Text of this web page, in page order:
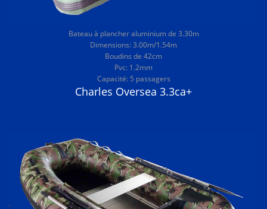
Bateau à plancher aluminium de 3.30m
Dimensions: 3.00m/1.54m
Boudins de 42cm
Pvc: 1.2mm
Capacité: 5 passagers
Charles Oversea 3.3ca+